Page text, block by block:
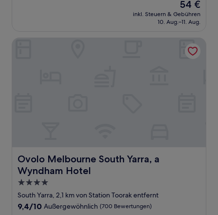
Bewertungen)
Der
Preis
beträgt
54 €
inkl. Steuern & Gebühren
10. Aug.–11. Aug.
Ovolo Melbourne South Yarra, a
Wyndham Hotel
Ovolo Melbourne South Yarra, a Wyndham Hotel
4.0-
Sterne-
Unterkunft
South Yarra, 2,1 km von Station Toorak entfernt
9.4
9,4/10 Außergewöhnlich (700 Bewertungen)